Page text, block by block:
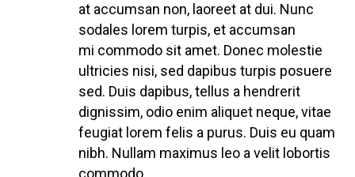
at accumsan non, laoreet at dui. Nunc
sodales lorem turpis, et accumsan
mi commodo sit amet. Donec molestie
ultricies nisi, sed dapibus turpis posuere
sed. Duis dapibus, tellus a hendrerit
dignissim, odio enim aliquet neque, vitae
feugiat lorem felis a purus. Duis eu quam
nibh. Nullam maximus leo a velit lobortis